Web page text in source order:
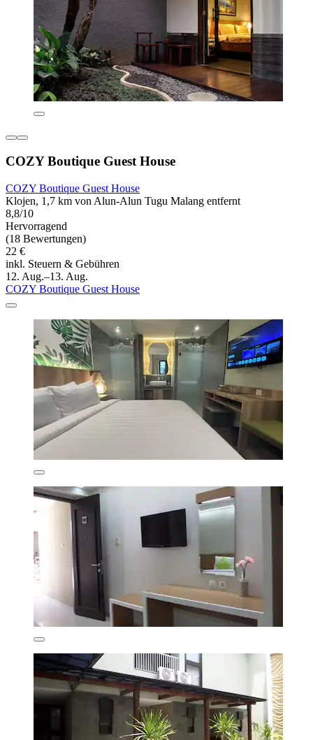
COZY Boutique Guest House
COZY Boutique Guest House
Klojen, 1,7 km von Alun-Alun Tugu Malang entfernt
8,8/10
Hervorragend
(18 Bewertungen)
22 €
inkl. Steuern & Gebühren
12. Aug.–13. Aug.
COZY Boutique Guest House